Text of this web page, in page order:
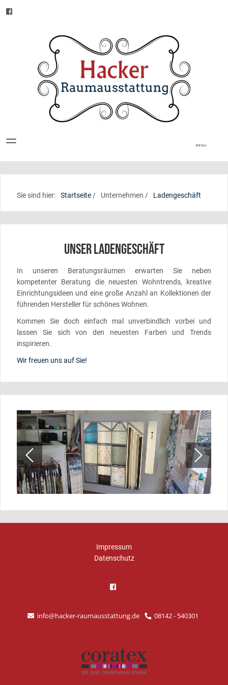
Sie sind hier: Startseite / Unternehmen / Ladengeschäft
UNSER LADENGESCHÄFT
In unseren Beratungsräumen erwarten Sie neben
kompetenter Beratung die neuesten Wohntrends, kreative
Einrichtungsideen und eine große Anzahl an Kollektionen der
führenden Hersteller für schönes Wohnen.
Kommen Sie doch einfach mal unverbindlich vorbei und
lassen Sie sich von den neuesten Farben und Trends
inspirieren.
Wir freuen uns auf Sie!
Impressum
Datenschutz
info@hacker-raumausstattung.de 08142 - 540301